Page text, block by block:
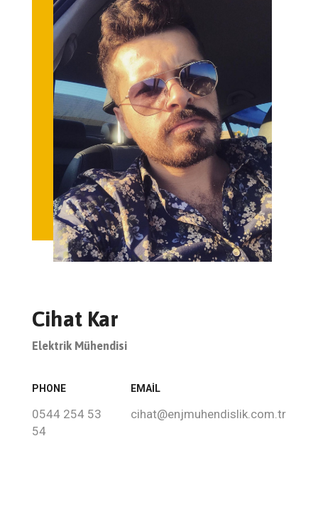
Cihat Kar
Elektrik Mühendisi
PHONE
0544 254 53
54
EMAIL
cihat@enjmuhendislik.com.tr